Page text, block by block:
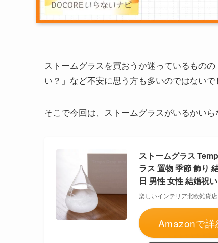
ストームグラスを買おうか迷っているものの
い？」など不安に思う方も多いのではないで
そこで今回は、ストームグラスがいるかい
ストームグラス
ラス 置物 季節 飾り
日 男性 女性 結婚祝
楽しいインテリア北欧雑貨
Amazonで詳